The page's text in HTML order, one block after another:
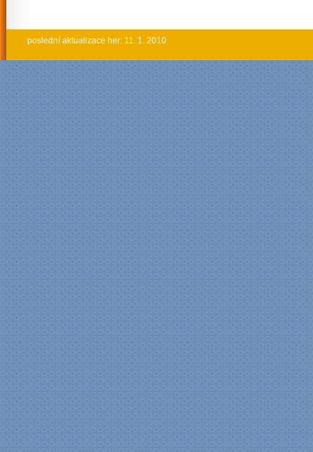
poslední aktualizace her: 11. 1. 2010